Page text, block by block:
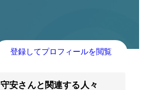
登録してプロフィールを閲覧
守安さんと関連する人々